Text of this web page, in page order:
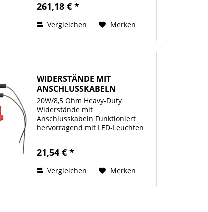
Minuten abgeschlossen
Aluminium...
261,18 € *
Vergleichen Merken
WIDERSTÄNDE MIT
ANSCHLUSSKABELN
20W/8,5 Ohm Heavy-Duty
Widerstände mit
Anschlusskabeln Funktioniert
hervorragend mit LED-Leuchten
21,54 € *
Vergleichen Merken